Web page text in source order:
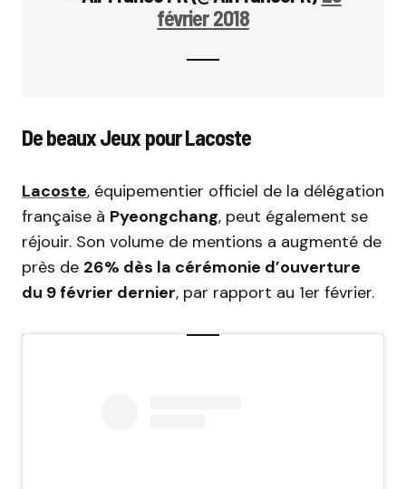
février 2018
De beaux Jeux pour Lacoste
Lacoste, équipementier officiel de la délégation
française à Pyeongchang, peut également se
réjouir. Son volume de mentions a augmenté de
près de 26% dès la cérémonie d’ouverture
du 9 février dernier, par rapport au 1er février.